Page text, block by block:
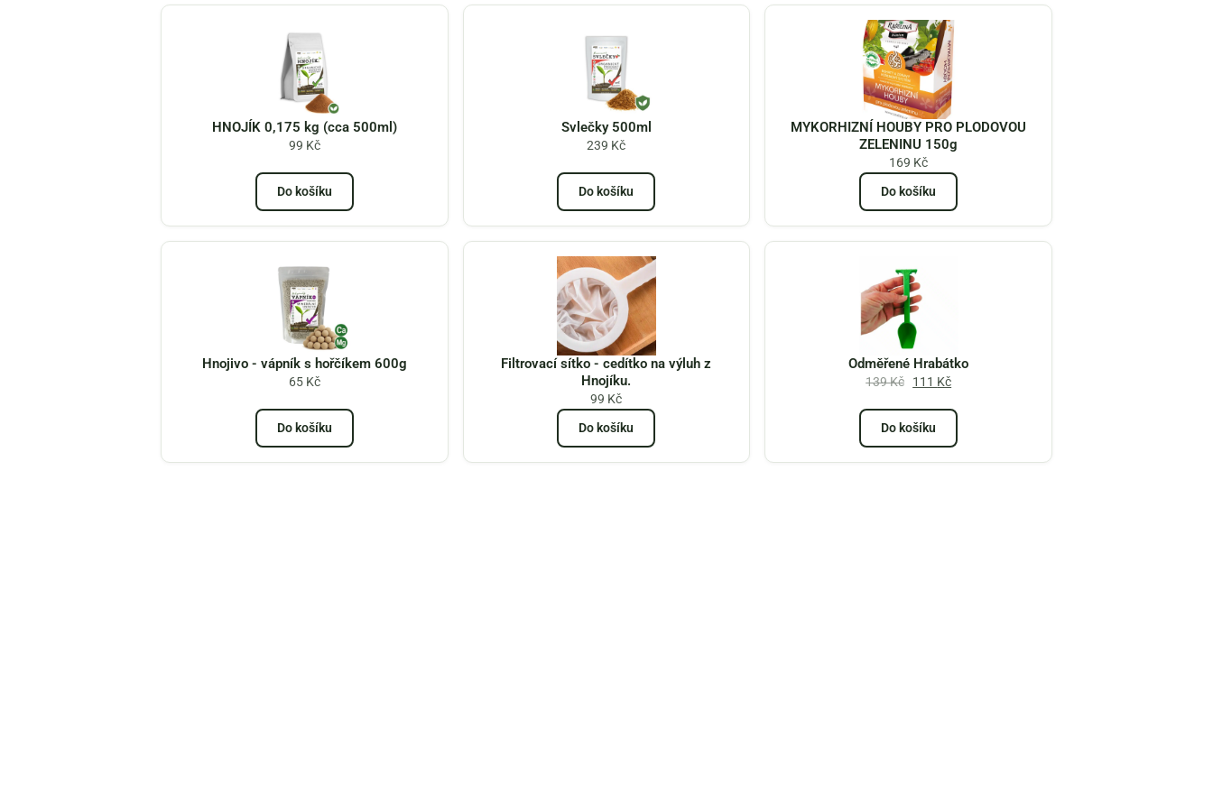
HNOJÍK 0,175 kg (cca 500ml)
99 Kč
Do košíku
Svlečky 500ml
239 Kč
Do košíku
MYKORHIZNÍ HOUBY PRO PLODOVOU
ZELENINU 150g
169 Kč
Do košíku
Hnojivo - vápník s hořčíkem 600g
65 Kč
Do košíku
Filtrovací sítko - cedítko na výluh z
Hnojíku.
99 Kč
Do košíku
Odměřené Hrabátko
139Kč 111 Kč
Do košíku